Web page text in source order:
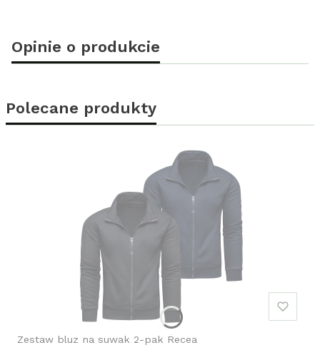
Opinie o produkcie
Polecane produkty
Zestaw bluz na suwak 2-pak Recea